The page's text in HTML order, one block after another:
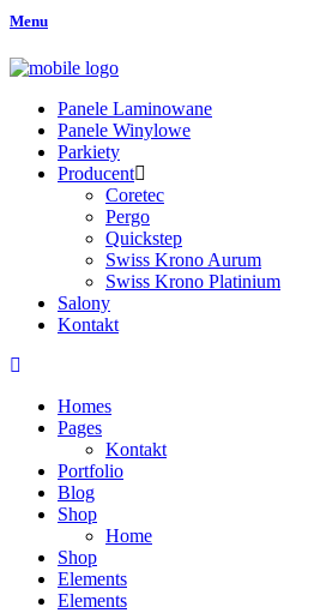
Menu
Panele Laminowane
Panele Winylowe
Parkiety
Producent
Coretec
Pergo
Quickstep
Swiss Krono Aurum
Swiss Krono Platinium
Salony
Kontakt
Homes
Pages
Kontakt
Portfolio
Blog
Shop
Home
Shop
Elements
Elements